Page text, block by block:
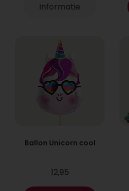
Informatie
Ballon Unicorn cool
12,95